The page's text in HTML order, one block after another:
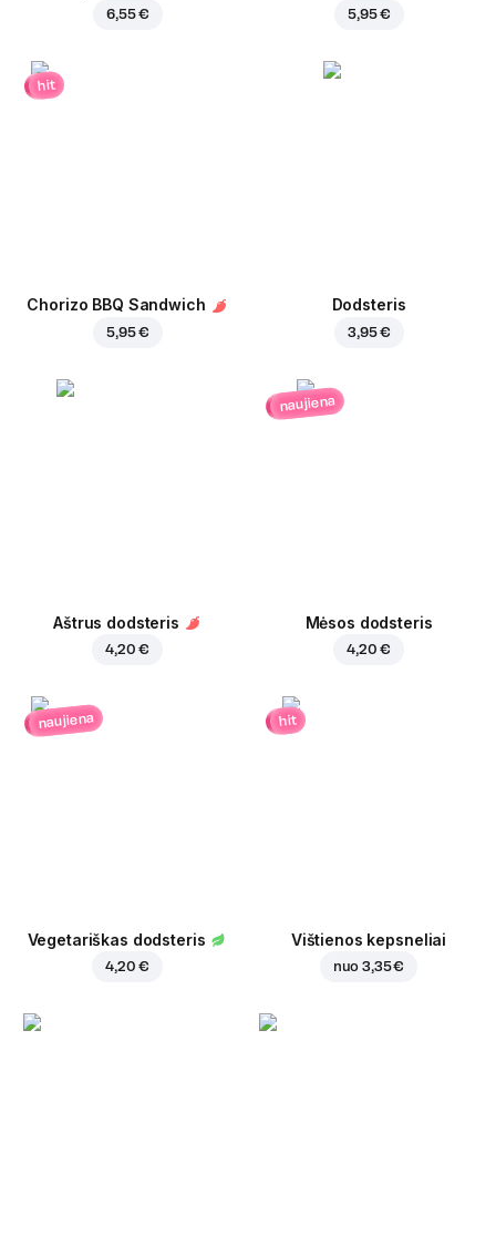
6,55 € 5,95 €
hit
Chorizo BBQ Sandwich
5,95 €
Dodsteris
3,95 €
Aštrus dodsteris
4,20 €
naujiena
Mėsos dodsteris
4,20 €
naujiena
Vegetariškas dodsteris
4,20 €
hit
Vištienos kepsneliai
nuo3,35 €